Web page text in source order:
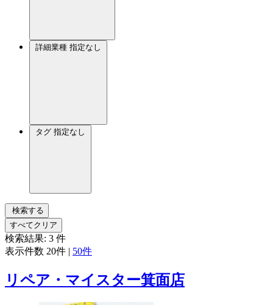
詳細業種 指定なし
タグ 指定なし
検索する
すべてクリア
検索結果: 3 件
表示件数 20件 | 50件
リペア・マイスター箕面店